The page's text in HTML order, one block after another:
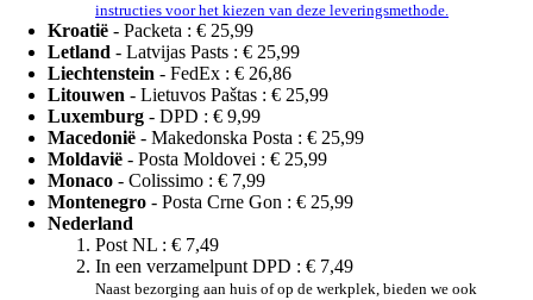
instructies voor het kiezen van deze leveringsmethode.
Kroatië - Packeta : € 25,99
Letland - Latvijas Pasts : € 25,99
Liechtenstein - FedEx : € 26,86
Litouwen - Lietuvos Paštas : € 25,99
Luxemburg - DPD : € 9,99
Macedonië - Makedonska Posta : € 25,99
Moldavië - Posta Moldovei : € 25,99
Monaco - Colissimo : € 7,99
Montenegro - Posta Crne Gon : € 25,99
Nederland
Post NL : € 7,49
In een verzamelpunt DPD : € 7,49
Naast bezorging aan huis of op de werkplek, bieden we ook